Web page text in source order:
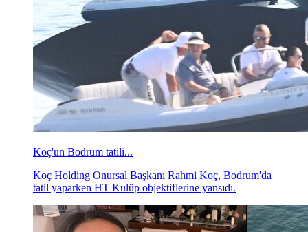
Koç'un Bodrum tatili...
Koç Holding Onursal Başkanı Rahmi Koç, Bodrum'da
tatil yaparken HT Kulüp objektiflerine yansıdı.